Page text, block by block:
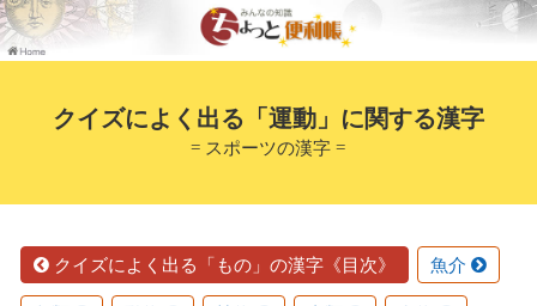
クイズによく出る「運動」に関する漢字
= スポーツの漢字 =
クイズによく出る「もの」の漢字《目次》 魚介